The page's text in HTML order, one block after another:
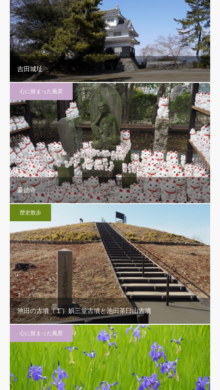
吉田城址
心に留まった風景
豪徳寺
歴史散歩
池田の古墳（１）娯三堂古墳と池田茶臼山古墳
心に留まった風景